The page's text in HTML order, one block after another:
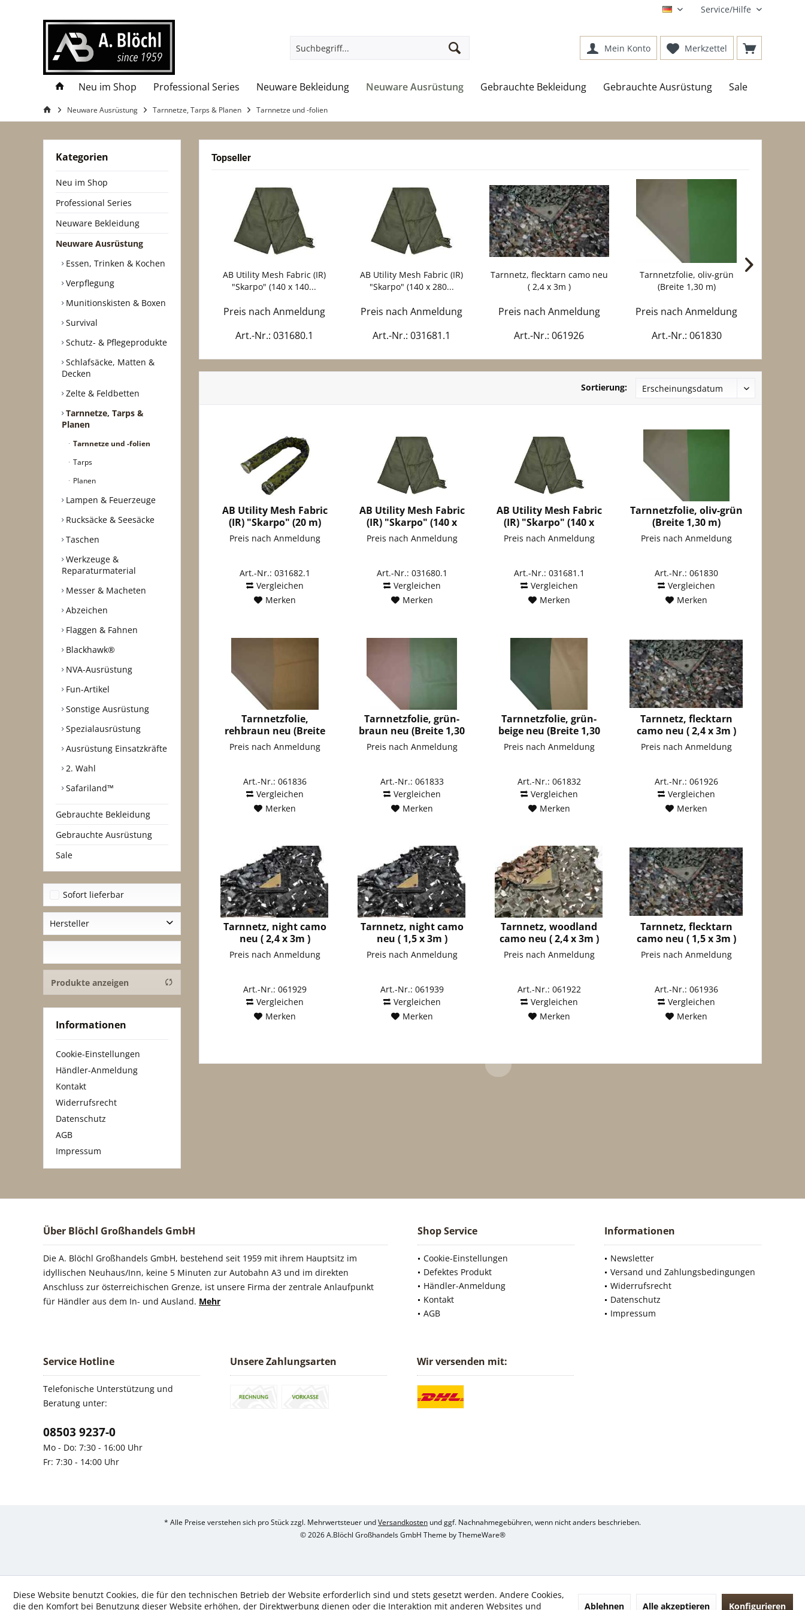
DE Service/Hilfe
Merkzettel
Mein Konto
Neu im Shop Professional Series Neuware Bekleidung Neuware Ausrüstung Gebrauchte Bekleidung Gebrauchte Ausrüstung Sale
Neuware Ausrüstung Tarnnetze, Tarps & Planen Tarnnetze und -folien
Kategorien
Neu im Shop
Professional Series
Neuware Bekleidung
Neuware Ausrüstung
Essen, Trinken & Kochen
Verpflegung
Munitionskisten & Boxen
Survival
Schutz- & Pflegeprodukte
Schlafsäcke, Matten &
Decken
Zelte & Feldbetten
Tarnnetze, Tarps &
Planen
Tarnnetze und -folien
Tarps
Planen
Lampen & Feuerzeuge
Rucksäcke & Seesäcke
Taschen
Werkzeuge &
Reparaturmaterial
Messer & Macheten
Abzeichen
Flaggen & Fahnen
Blackhawk®
NVA-Ausrüstung
Fun-Artikel
Sonstige Ausrüstung
Spezialausrüstung
Ausrüstung Einsatzkräfte
2. Wahl
Safariland™
Gebrauchte Bekleidung
Gebrauchte Ausrüstung
Sale
Sofort lieferbar
Hersteller
Hersteller unbekannt
Produkte anzeigen
Informationen
Cookie-Einstellungen
Händler-Anmeldung
Kontakt
Widerrufsrecht
Datenschutz
AGB
Impressum
Topseller
AB Utility Mesh Fabric (IR)
"Skarpo" (140 x 140...
Preis nach Anmeldung
Art.-Nr.: 031680.1
AB Utility Mesh Fabric (IR)
"Skarpo" (140 x 280...
Preis nach Anmeldung
Art.-Nr.: 031681.1
Tarnnetz, flecktarn camo neu
( 2,4 x 3m )
Preis nach Anmeldung
Art.-Nr.: 061926
Tarnnetzfolie, oliv-grün
(Breite 1,30 m)
Preis nach Anmeldung
Art.-Nr.: 061830
Sortierung:
AB Utility Mesh Fabric
(IR) "Skarpo" (20 m)
Preis nach Anmeldung
Art.-Nr.: 031682.1
Vergleichen
Merken
AB Utility Mesh Fabric
(IR) "Skarpo" (140 x
140...
Preis nach Anmeldung
Art.-Nr.: 031680.1
Vergleichen
Merken
AB Utility Mesh Fabric
(IR) "Skarpo" (140 x
280...
Preis nach Anmeldung
Art.-Nr.: 031681.1
Vergleichen
Merken
Tarnnetzfolie, oliv-grün
(Breite 1,30 m)
Preis nach Anmeldung
Art.-Nr.: 061830
Vergleichen
Merken
Tarnnetzfolie,
rehbraun neu (Breite
1,30 m)
Preis nach Anmeldung
Art.-Nr.: 061836
Vergleichen
Merken
Tarnnetzfolie, grün-
braun neu (Breite 1,30
m)
Preis nach Anmeldung
Art.-Nr.: 061833
Vergleichen
Merken
Tarnnetzfolie, grün-
beige neu (Breite 1,30
m)
Preis nach Anmeldung
Art.-Nr.: 061832
Vergleichen
Merken
Tarnnetz, flecktarn
camo neu ( 2,4 x 3m )
Preis nach Anmeldung
Art.-Nr.: 061926
Vergleichen
Merken
Tarnnetz, night camo
neu ( 2,4 x 3m )
Preis nach Anmeldung
Art.-Nr.: 061929
Vergleichen
Merken
Tarnnetz, night camo
neu ( 1,5 x 3m )
Preis nach Anmeldung
Art.-Nr.: 061939
Vergleichen
Merken
Tarnnetz, woodland
camo neu ( 2,4 x 3m )
Preis nach Anmeldung
Art.-Nr.: 061922
Vergleichen
Merken
Tarnnetz, flecktarn
camo neu ( 1,5 x 3m )
Preis nach Anmeldung
Art.-Nr.: 061936
Vergleichen
Merken
Über Blöchl Großhandels GmbH
Die A. Blöchl Großhandels GmbH, bestehend seit 1959 mit ihrem Hauptsitz im
idyllischen Neuhaus/Inn, keine 5 Minuten zur Autobahn A3 und im direkten
Anschluss zur österreichischen Grenze, ist unsere Firma der zentrale Anlaufpunkt
für Händler aus dem In- und Ausland. Mehr
Shop Service
Cookie-Einstellungen
Defektes Produkt
Händler-Anmeldung
Kontakt
AGB
Informationen
Newsletter
Versand und Zahlungsbedingungen
Widerrufsrecht
Datenschutz
Impressum
Service Hotline
Telefonische Unterstützung und
Beratung unter:
08503 9237-0
Mo - Do: 7:30 - 16:00 Uhr
Fr: 7:30 - 14:00 Uhr
Unsere Zahlungsarten Wir versenden mit:
* Alle Preise verstehen sich pro Stück zzgl. Mehrwertsteuer undVersandkosten und ggf. Nachnahmegebühren, wenn nicht anders beschrieben.
© 2026 A.Blöchl Großhandels GmbH Theme byThemeWare®
Diese Website benutzt Cookies, die für den technischen Betrieb der Website erforderlich sind und stets gesetzt werden. Andere Cookies,
die den Komfort bei Benutzung dieser Website erhöhen, der Direktwerbung dienen oder die Interaktion mit anderen Websites und
Ablehnen Alle akzeptieren Konfigurieren